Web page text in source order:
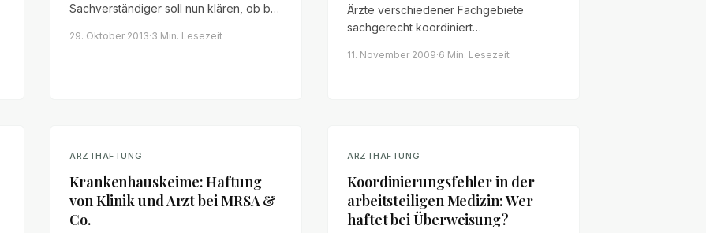
Sachverständiger soll nun klären, ob bei
die Regeln der ärztlichen Kunst
29. Oktober 2013·3 Min. Lesezeit
Ärzte verschiedener Fachgebiete
sachgerecht koordiniert
an den Schnittstellen zwischen
11. November 2009·6 Min. Lesezeit
ARZTHAFTUNG
Krankenhauskeime: Haftung
von Klinik und Arzt bei MRSA &
Co.
ARZTHAFTUNG
Koordinierungsfehler in der
arbeitsteiligen Medizin: Wer
haftet bei Überweisung?